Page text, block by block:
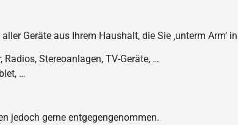
Geräte aus Ihrem Haushalt, die Sie ‚unterm Arm‘
Stereoanlagen, TV-Geräte, …
…
jedoch gerne entgegengenommen.